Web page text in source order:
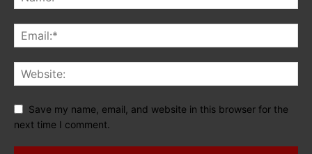
Save my name, email, and website in this browser for the
next time I comment.